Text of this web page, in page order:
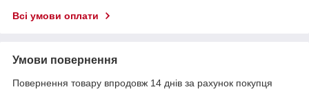
Всі умови оплати
Умови повернення
Повернення товару впродовж 14 днів за рахунок покупця